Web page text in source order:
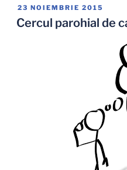
PUBLICAT
PE
23 NOIEMBRIE 2015
Cercul parohial de